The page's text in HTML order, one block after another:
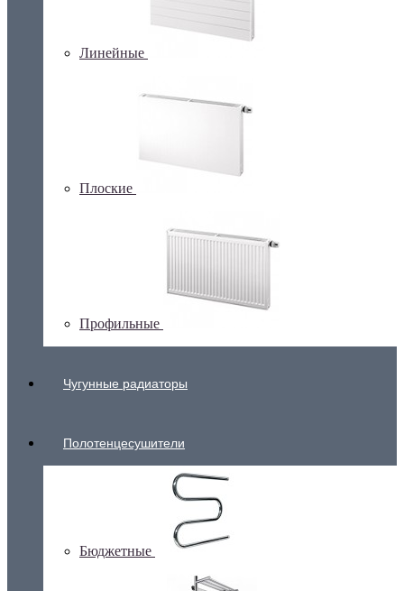
Линейные
Плоские
Профильные
Чугунные радиаторы
Полотенцесушители
Бюджетные